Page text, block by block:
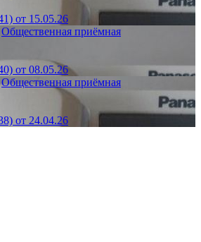
от 15.05.26
Общественная приёмная
от 08.05.26
Общественная приёмная
от 24.04.26